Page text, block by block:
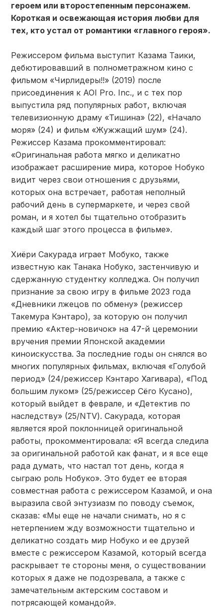
героем или второстепенным персонажем.
Короткая и освежающая история любви для
тех, кто устал от романтики «главного героя».
Режиссером фильма выступит Казама Таики,
дебютировавший в полнометражном кино с
фильмом «Чирлидеры!!» (2019) после
присоединения к AOI Pro. Inc., и с тех пор
выпустила ряд популярных работ, включая
телевизионную драму «Тишина» (22), «Начало
моря» (24) и фильм «Жужжащий шум» (24).
Режиссер Казама прокомментировал:
«Оригинальная работа мягко и деликатно
изображает расширение мира, которое Нобуко
видит через свои отношения с друзьями,
которых она встречает, работая неполный
рабочий день в супермаркете, и через свой
роман, и я хотел бы тщательно отобразить
каждый шаг этого процесса в фильме».
Хиёри Сакурада играет Мобуко, также
известную как Танака Нобуко, застенчивую и
сдержанную студентку колледжа. Он получил
признание за свою игру в фильме 2023 года
«Дневники лжецов по обмену» (режиссер
Такемура Кэнтаро), за которую он получил
премию «Актер-новичок» на 47-й церемонии
вручения премии Японской академии
киноискусства. За последние годы он снялся во
многих популярных фильмах, включая «Голубой
период» (24/режиссер Кэнтаро Хагивара), «Под
большим луком» (25/режиссер Сёго Кусано),
который выйдет в феврале, и «Детектив по
наследству» (25/NTV). Сакурада, которая
является ярой поклонницей оригинальной
работы, прокомментировала: «Я всегда следила
за оригинальной работой как фанат, и я все еще
рада думать, что настал тот день, когда я
сыграю роль Нобуко». Это будет ее вторая
совместная работа с режиссером Казамой, и она
выразила свой энтузиазм по поводу съемок,
сказав: «Мы еще не начали снимать, но я с
нетерпением жду возможности тщательно и
деликатно создать мир Нобуко и ее друзей
вместе с режиссером Казамой, который всегда
раскрывает те стороны меня, о существовании
которых я даже не подозревала, а также с
замечательным актерским составом и
потрясающей командой».